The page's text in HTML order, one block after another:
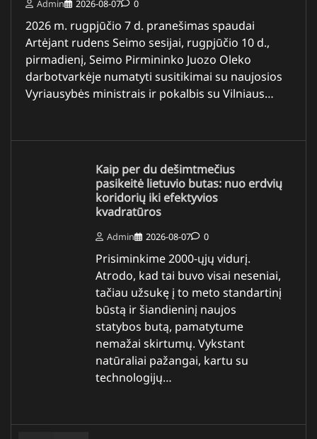
Admin 2026-08-07 0
2026 m. rugpjūčio 7 d. pranešimas spaudai
Artėjant rudens Seimo sesijai, rugpjūčio 10 d.,
pirmadienį, Seimo Pirmininko Juozo Oleko
darbotvarkėje numatyti susitikimai su naujosios
Vyriausybės ministrais ir pokalbis su Vilniaus…
Kaip per du dešimtmečius
pasikeitė lietuvio butas: nuo erdvių
koridorių iki efektyvios
kvadratūros
Admin 2026-08-07 0
Prisiminkime 2000-ųjų vidurį.
Atrodo, kad tai buvo visai neseniai,
tačiau užsukę į to meto standartinį
būstą ir šiandieninį naujos
statybos butą, pamatytume
nemažai skirtumų. Vykstant
natūraliai pažangai, kartu su
technologijų…